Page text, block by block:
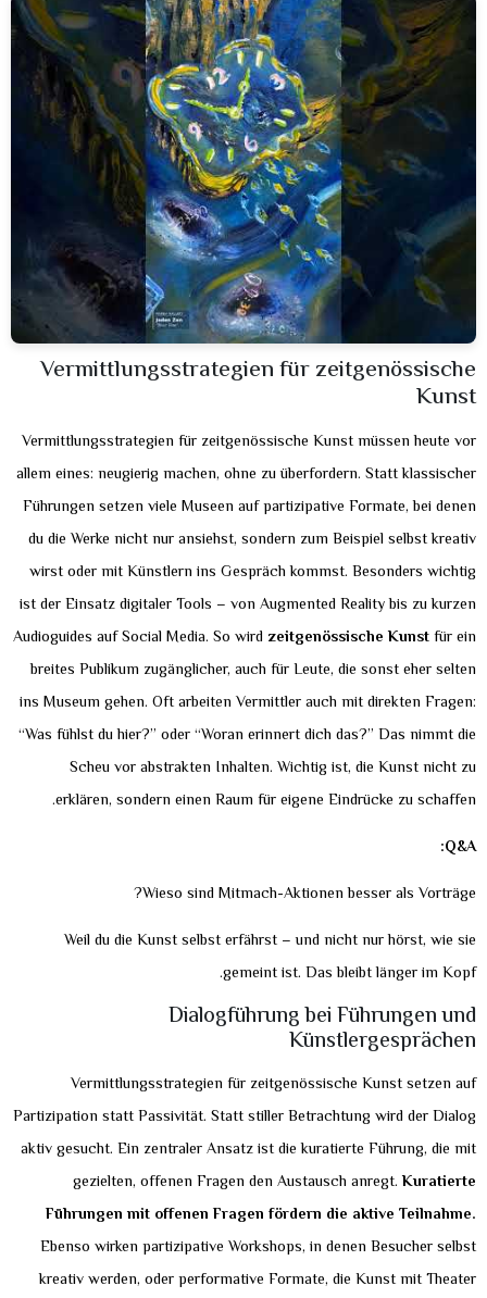
Vermittlungsstrategien für zeitgenössische
Kunst
Vermittlungsstrategien für zeitgenössische Kunst müssen heute vor
allem eines: neugierig machen, ohne zu überfordern. Statt klassischer
Führungen setzen viele Museen auf partizipative Formate, bei denen
du die Werke nicht nur ansiehst, sondern zum Beispiel selbst kreativ
wirst oder mit Künstlern ins Gespräch kommst. Besonders wichtig
ist der Einsatz digitaler Tools – von Augmented Reality bis zu kurzen
Audioguides auf Social Media. So wird zeitgenössische Kunstfür ein
breites Publikum zugänglicher, auch für Leute, die sonst eher selten
ins Museum gehen. Oft arbeiten Vermittler auch mit direkten Fragen:
“Was fühlst du hier?” oder “Woran erinnert dich das?” Das nimmt die
Scheu vor abstrakten Inhalten. Wichtig ist, die Kunst nicht zu
erklären, sondern einen Raum für eigene Eindrücke zu schaffen.
Q&A:
Wieso sind Mitmach-Aktionen besser als Vorträge?
Weil du die Kunst selbst erfährst – und nicht nur hörst, wie sie
gemeint ist. Das bleibt länger im Kopf.
Dialogführung bei Führungen und
Künstlergesprächen
Vermittlungsstrategien für zeitgenössische Kunst setzen auf
Partizipation statt Passivität. Statt stiller Betrachtung wird der Dialog
aktiv gesucht. Ein zentraler Ansatz ist die kuratierte Führung, die mit
gezielten, offenen Fragen den Austausch anregt.Kuratierte
Führungen mit offenen Fragen fördern die aktive Teilnahme.
Ebenso wirken partizipative Workshops, in denen Besucher selbst
kreativ werden, oder performative Formate, die Kunst mit Theater